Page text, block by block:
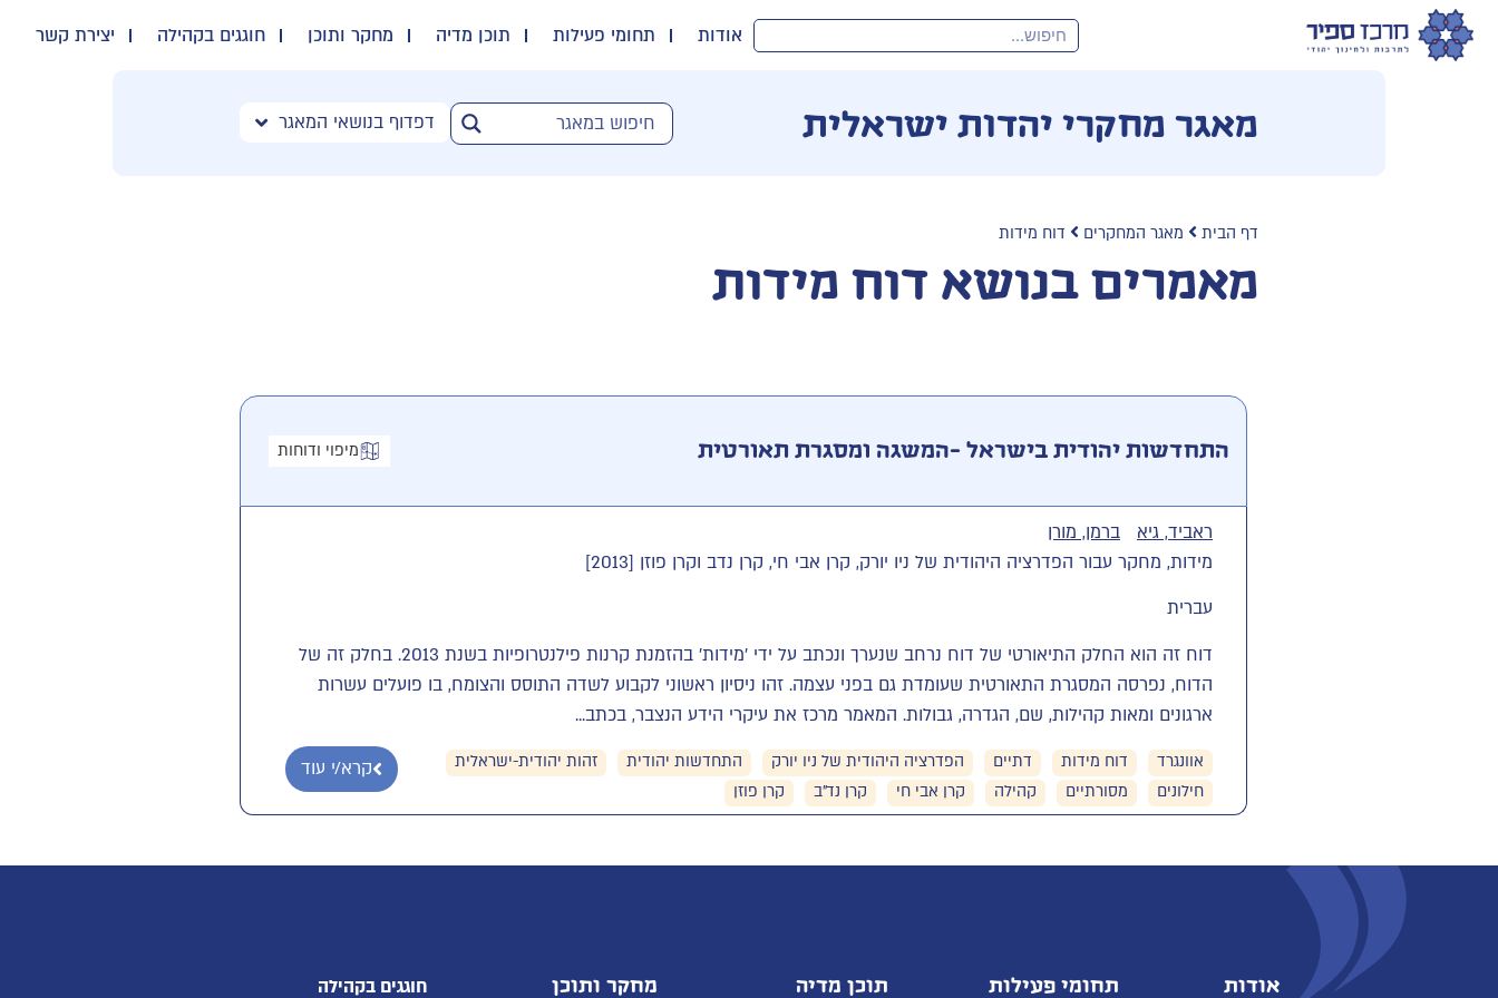
אודות תחומי פעילות תוכן מדיה מחקר ותוכן חוגגים בקהילה יצירת קשר
מאגר מחקרי יהדות ישראלית דפדוף בנושאי המאגר
דף הבית מאגר המחקרים דוח מידות
מאמרים בנושא דוח מידות
התחדשות יהודית בישראל -המשגה ומסגרת תאורטית מיפוי ודוחות
ראביד, גיא
ברמן, מורן
מידות, מחקר עבור הפדרציה היהודית של ניו יורק, קרן אבי חי, קרן נדב וקרן פוזן [2013]
עברית
דוח זה הוא החלק התיאורטי של דוח נרחב שנערך ונכתב על ידי 'מידות' בהזמנת קרנות פילנטרופיות בשנת 2013. בחלק זה של
הדוח, נפרסה המסגרת התאורטית שעומדת גם בפני עצמה. זהו ניסיון ראשוני לקבוע לשדה התוסס והצומח, בו פועלים עשרות
ארגונים ומאות קהילות, שם, הגדרה, גבולות. המאמר מרכז את עיקרי הידע הנצבר, בכתב...
אוונגרד דוח מידות דתיים הפדרציה היהודית של ניו יורק התחדשות יהודית
זהות יהודית-ישראלית
חילונים
מסורתיים קהילה קרן אבי חי קרן נד"ב קרן פוזן
קרא/י עוד
אודות תחומי פעילות תוכן מדיה מחקר ותוכן חוגגים בקהילה